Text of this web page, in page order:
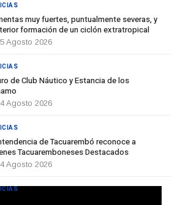
muy fuertes, puntualmente severas, y
formación de un ciclón extratropical
Agosto 2026
de Club Náutico y Estancia de los
Agosto 2026
de Tacuarembó reconoce a
Tacuaremboneses Destacados
Agosto 2026